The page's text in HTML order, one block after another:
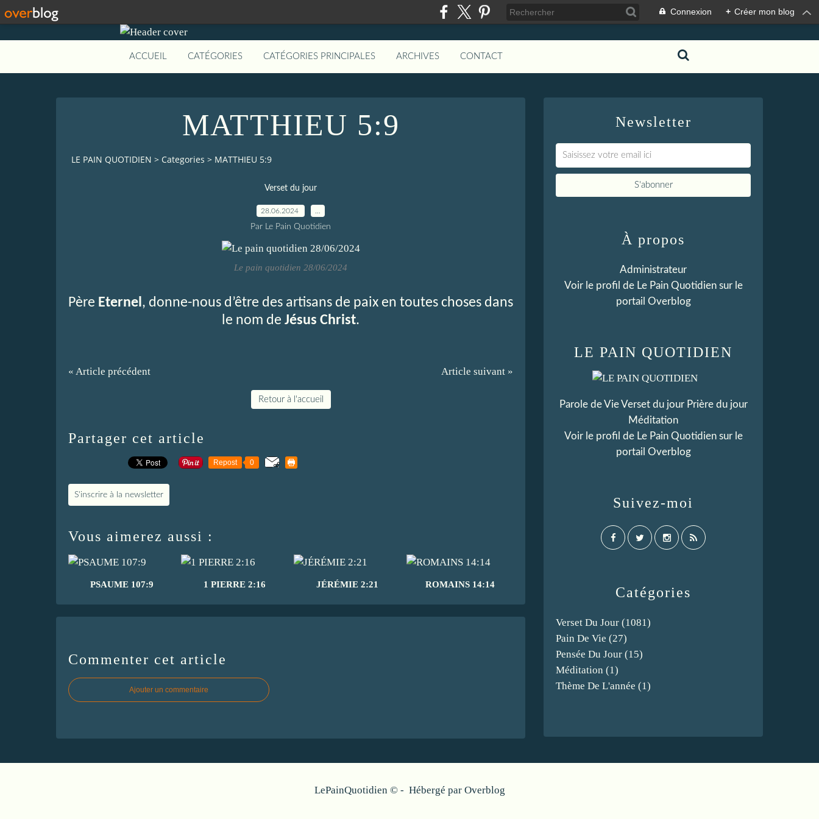
Connexion + Créer mon blog
ACCUEIL CATÉGORIES CATÉGORIES PRINCIPALES ARCHIVES CONTACT
MATTHIEU 5:9
LE PAIN QUOTIDIEN > Categories > MATTHIEU 5:9
Verset du jour
28.06.2024
Par Le Pain Quotidien
Le pain quotidien 28/06/2024
Père Eternel , donne-nous d’être des artisans de paix en toutes choses dans
le nom de Jésus Christ.
« Article précédent Article suivant »
Retour à l'accueil
Partager cet article
Repost 0
S'inscrire à la newsletter
Vous aimerez aussi :
PSAUME 107:9 1 PIERRE 2:16 JÉRÉMIE 2:21 ROMAINS 14:14
Commenter cet article
Ajouter un commentaire
Newsletter
Catégories
Verset Du Jour (1081)
Pain De Vie (27)
Pensée Du Jour (15)
Méditation (1)
Thème De L'année (1)
LE PAIN QUOTIDIEN
Parole de Vie Verset du jour Prière du jour
Méditation
Voir le profil de Le Pain Quotidiensur le
portail Overblog
Suivez-moi
À propos
Administrateur
Voir le profil de Le Pain Quotidiensur le
portail Overblog
LePainQuotidien © - Hébergé par Overblog